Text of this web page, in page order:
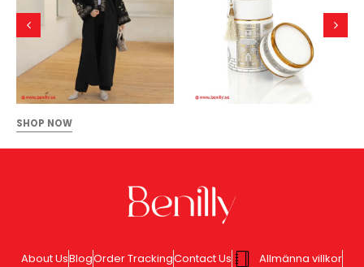
SHOP NOW
About UsBlogOrder TrackingContact Us
Allmänna villkor